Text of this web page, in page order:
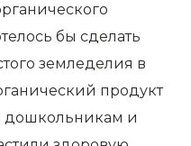
бы сделать
земледелия в
продукт
дошкольникам и